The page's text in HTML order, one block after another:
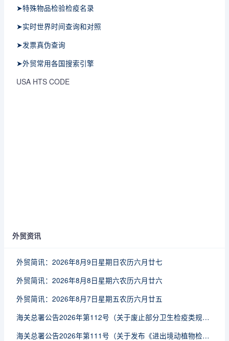
➤特殊物品检验检疫名录
➤实时世界时间查询和对照
➤发票真伪查询
➤外贸常用各国搜索引擎
USA HTS CODE
外贸资讯
外贸简讯：2026年8月9日星期日农历六月廿七
外贸简讯：2026年8月8日星期六农历六月廿六
外贸简讯：2026年8月7日星期五农历六月廿五
海关总署公告2026年第112号（关于废止部分卫生检疫类规范性文件的公告）
海关总署公告2026年第111号（关于发布《进出境动植物检疫处理监督管理工作规定》《进出境卫生处理监督管理工作规定》的公告）